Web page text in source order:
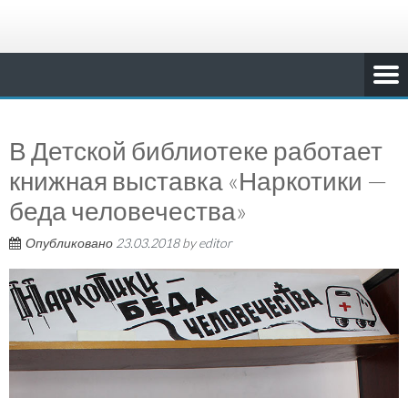
В Детской библиотеке работает
книжная выставка «Наркотики —
беда человечества»
Опубликовано 23.03.2018byeditor